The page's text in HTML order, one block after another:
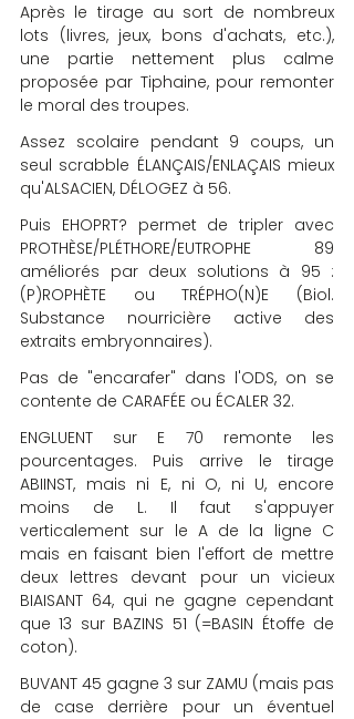
Après le tirage au sort de nombreux
lots (livres, jeux, bons d'achats, etc.),
une partie nettement plus calme
proposée par Tiphaine, pour remonter
le moral des troupes.
Assez scolaire pendant 9 coups, un
seul scrabble ÉLANÇAIS/ENLAÇAIS mieux
qu'ALSACIEN, DÉLOGEZ à 56.
Puis EHOPRT? permet de tripler avec
PROTHÈSE/PLÉTHORE/EUTROPHE 89
améliorés par deux solutions à 95 :
(P)ROPHÈTE ou TRÉPHO(N)E (Biol.
Substance nourricière active des
extraits embryonnaires).
Pas de "encarafer" dans l'ODS, on se
contente de CARAFÉE ou ÉCALER 32.
ENGLUENT sur E 70 remonte les
pourcentages. Puis arrive le tirage
ABIINST, mais ni E, ni O, ni U, encore
moins de L. Il faut s'appuyer
verticalement sur le A de la ligne C
mais en faisant bien l'effort de mettre
deux lettres devant pour un vicieux
BIAISANT 64, qui ne gagne cependant
que 13 sur BAZINS 51 (=BASIN Étoffe de
coton).
BUVANT 45 gagne 3 sur ZAMU (mais pas
de case derrière pour un éventuel